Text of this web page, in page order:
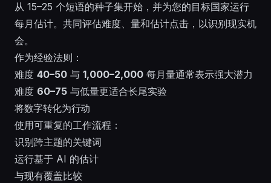
从 15–25 个短语的种子集开始，并为您的目标国家运行
每月估计。共同评估难度、量和估计点击，以识别现实机
会。
作为经验法则：
难度 40–50 与 1,000–2,000 每月量通常表示强大潜力
难度 60–75 与低量更适合长尾实验
将数字转化为行动
使用可重复的工作流程：
识别跨主题的关键词
运行基于 AI 的估计
与现有覆盖比较